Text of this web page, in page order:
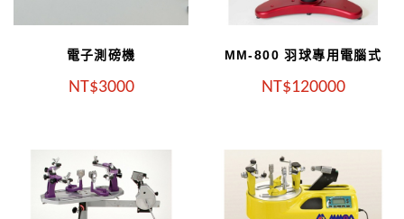
電子測磅機
NT 3000
MM-800 羽球專用電腦式
NT 120000